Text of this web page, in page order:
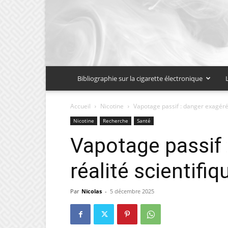
Bibliographie sur la cigarette électronique
Accueil Nicotine Vapotage passif : danger
Nicotine Recherche Santé
Vapotage passif
réalité
Par Nicolas - 5 décembre 2025